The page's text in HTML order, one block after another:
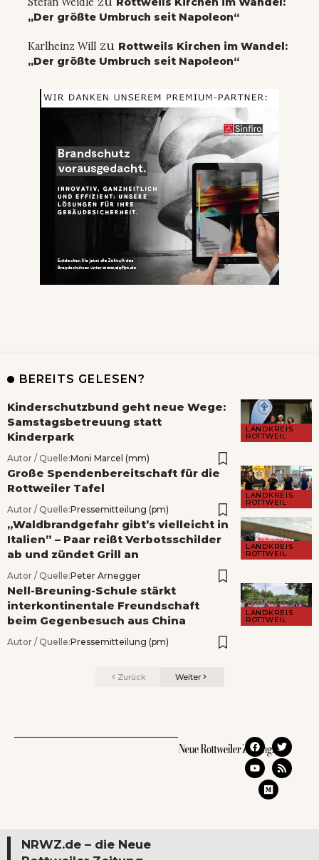
„Der größte Umbruch seit Napoleon“
Karlheinz Will zu Rottweils Kirchen im Wandel:
„Der größte Umbruch seit Napoleon“
BEREITS GELESEN?
LANDKREIS
ROTTWEIL
Kinderschutzbund geht neue Wege:
Samstagsbetreuung statt
Kinderpark
Autor / Quelle:Moni Marcel (mm)
LANDKREIS
ROTTWEIL
Große Spendenbereitschaft für die
Rottweiler Tafel
Autor / Quelle:Pressemitteilung (pm)
LANDKREIS
ROTTWEIL
„Waldbrandgefahr gibt’s vielleicht in
Italien” – Paar reißt Verbotsschilder
ab und zündet Grill an
Autor / Quelle:Peter Arnegger
LANDKREIS
ROTTWEIL
Nell-Breuning-Schule stärkt
interkontinentale Freundschaft
beim Gegenbesuch aus China
Autor / Quelle:Pressemitteilung (pm)
Zurück Weiter
NRWZ.de – die Neue